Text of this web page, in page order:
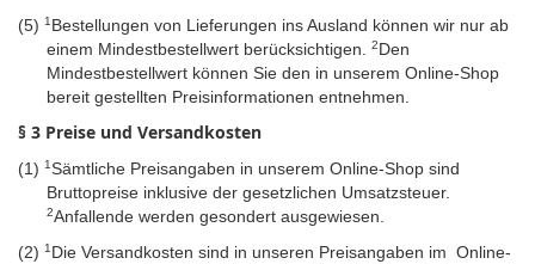
(5) 1 Bestellungen von Lieferungen ins Ausland können wir nur ab
einem Mindestbestellwert berücksichtigen.
2Den
Mindestbestellwert können Sie den in unserem Online-Shop
bereit gestellten Preisinformationen entnehmen.
§ 3 Preise und Versandkosten
(1) 1Sämtliche Preisangaben in unserem Online-Shop sind
Bruttopreise inklusive der gesetzlichen Umsatzsteuer.
2Anfallende werden gesondert ausgewiesen.
(2) 1 Die Versandkosten sind in unseren Preisangaben im Online-